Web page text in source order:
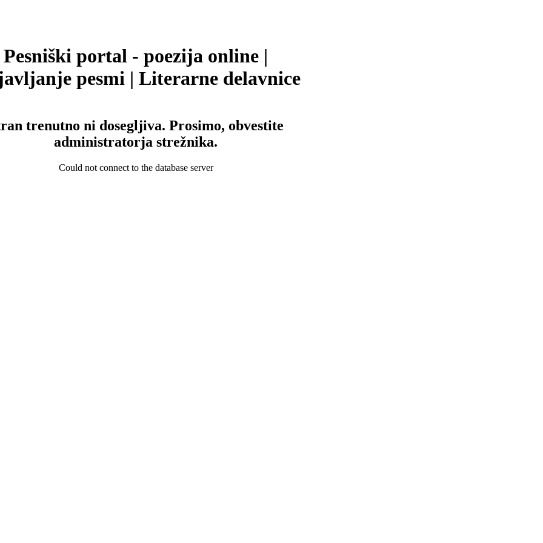
Pesniški portal - poezija online |
pesmi | Literarne delavnice
trenutno ni dosegljiva. Prosimo, obvestite
administratorja strežnika.
Could not connect to the database server